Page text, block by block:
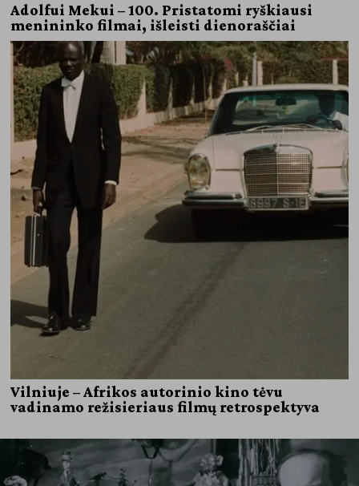
Adolfui Mekui – 100. Pristatomi ryškiausi
menininko filmai, išleisti dienoraščiai
Vilniuje – Afrikos autorinio kino tėvu
vadinamo režisieriaus filmų retrospektyva